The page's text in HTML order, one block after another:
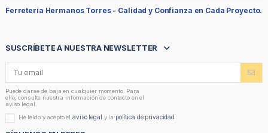
Ferretería Hermanos Torres - Calidad y Confianza en Cada Proyecto.
SUSCRÍBETE A NUESTRA NEWSLETTER
Puede darse de baja en cualquier momento. Para
ello, consulte nuestra información de contacto en el
aviso legal.
He leído y acepto elaviso legal y la política de privacidad